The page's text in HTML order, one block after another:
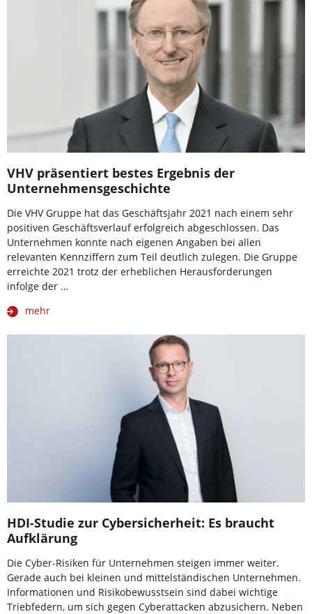
VHV präsentiert bestes Ergebnis der
Unternehmensgeschichte
Die VHV Gruppe hat das Geschäftsjahr 2021 nach einem sehr
positiven Geschäftsverlauf erfolgreich abgeschlossen. Das
Unternehmen konnte nach eigenen Angaben bei allen
relevanten Kennziffern zum Teil deutlich zulegen. Die Gruppe
erreichte 2021 trotz der erheblichen Herausforderungen
infolge der …
mehr
HDI-Studie zur Cybersicherheit: Es braucht
Aufklärung
Die Cyber-Risiken für Unternehmen steigen immer weiter.
Gerade auch bei kleinen und mittelständischen Unternehmen.
Informationen und Risikobewusstsein sind dabei wichtige
Triebfedern, um sich gegen Cyberattacken abzusichern. Neben